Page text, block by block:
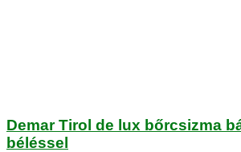
Demar Tirol de lux bőrcsizma
béléssel